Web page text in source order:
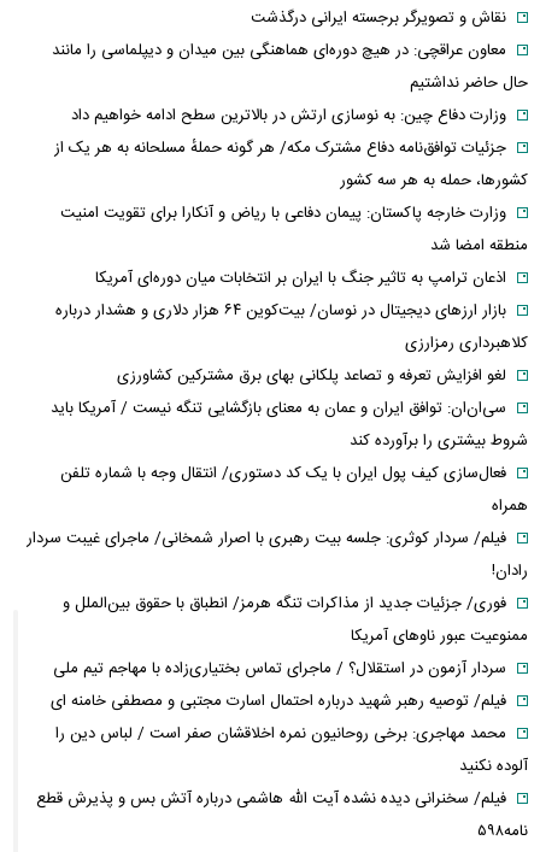
نقاش و تصویرگر برجسته ایرانی درگذشت
معاون عراقچی: در هیچ دوره‌ای هماهنگی بین میدان و دیپلماسی را مانند
حال حاضر نداشتیم
وزارت دفاع چین: به نوسازی ارتش در بالاترین سطح ادامه خواهیم داد
جزئیات توافق‌نامه دفاع مشترک مکه/ هر گونه حملهٔ مسلحانه به هر یک از
کشورها، حمله به هر سه کشور
وزارت خارجه پاکستان: پیمان دفاعی با ریاض و آنکارا برای تقویت امنیت
منطقه امضا شد
اذعان ترامپ به تاثیر جنگ با ایران بر انتخابات میان دوره‌ای آمریکا
بازار ارزهای دیجیتال در نوسان/ بیت‌کوین ۶۴ هزار دلاری و هشدار درباره
کلاهبرداری رمزارزی
لغو افزایش تعرفه و تصاعد پلکانی بهای برق مشترکین کشاورزی
سی‌ان‌ان: توافق ایران و عمان به معنای بازگشایی تنگه نیست / آمریکا باید
شروط بیشتری را برآورده کند
فعال‌سازی کیف پول ایران با یک کد دستوری/ انتقال وجه با شماره تلفن
همراه
فیلم/ سردار کوثری: جلسه بیت رهبری با اصرار شمخانی/ ماجرای غیبت سردار
رادان!
فوری/ جزئیات جدید از مذاکرات تنگه هرمز/ انطباق با حقوق بین‌الملل و
ممنوعیت عبور ناوهای آمریکا
سردار آزمون در استقلال؟ / ماجرای تماس بختیاری‌زاده با مهاجم تیم ملی
فیلم/ توصیه رهبر شهید درباره احتمال اسارت مجتبی و مصطفی خامنه ای
محمد مهاجری: برخی روحانیون نمره اخلاقشان صفر است / لباس دین را
آلوده نکنید
فیلم/ سخنرانی دیده نشده آیت الله هاشمی درباره آتش بس و پذیرش قطع
نامه۵۹۸